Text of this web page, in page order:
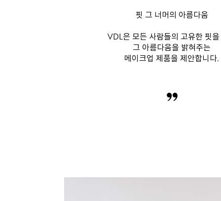
핏 그 너머의 아름다움
VDL은 모든 사람들의 고유한 핏
그 아름다움을 밝혀주는
메이크업 제품을 제안합니다.